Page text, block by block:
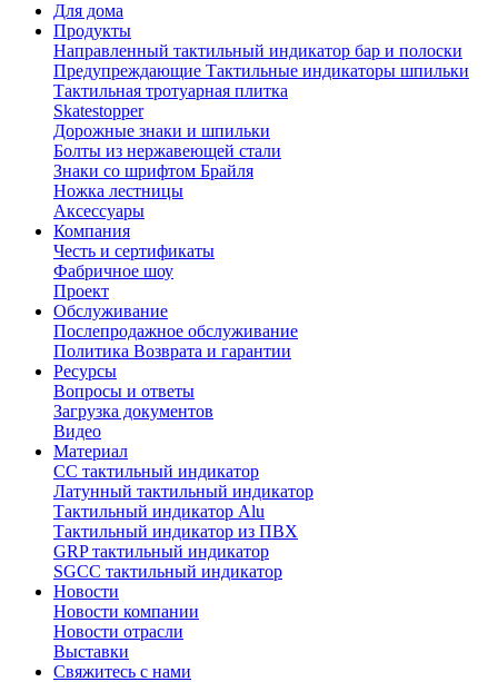
Для дома
Продукты
Направленный тактильный индикатор бар и полоски
Предупреждающие Тактильные индикаторы шпильки
Тактильная тротуарная плитка
Skatestopper
Дорожные знаки и шпильки
Болты из нержавеющей стали
Знаки со шрифтом Брайля
Ножка лестницы
Аксессуары
Компания
Честь и сертификаты
Фабричное шоу
Проект
Обслуживание
Послепродажное обслуживание
Политика Возврата и гарантии
Ресурсы
Вопросы и ответы
Загрузка документов
Видео
Материал
СС тактильный индикатор
Латунный тактильный индикатор
Тактильный индикатор Alu
Тактильный индикатор из ПВХ
GRP тактильный индикатор
SGCC тактильный индикатор
Новости
Новости компании
Новости отрасли
Выставки
Свяжитесь с нами